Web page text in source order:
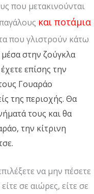
που μετακινούνται
και ποτάμια
που γλιστρούν κάτω
στην ζούγκλα
επίσης την
Γουαράο
της περιοχής. Θα
τους και θα
την κίτρινη
να μην πέσετε
σε αιώρες, είτε σε